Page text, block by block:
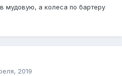
мудовую, а колеса по бартеру
2019